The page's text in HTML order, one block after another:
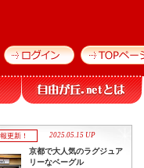
更新！ 2025.05.15 UP
京都で大人気のラグジュア
リーなベーグル